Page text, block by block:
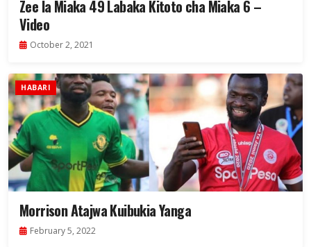
Zee la Miaka 49 Labaka Kitoto cha Miaka 6 –
Video
October 2, 2021
HABARI
Morrison Atajwa Kuibukia Yanga
February 5, 2022